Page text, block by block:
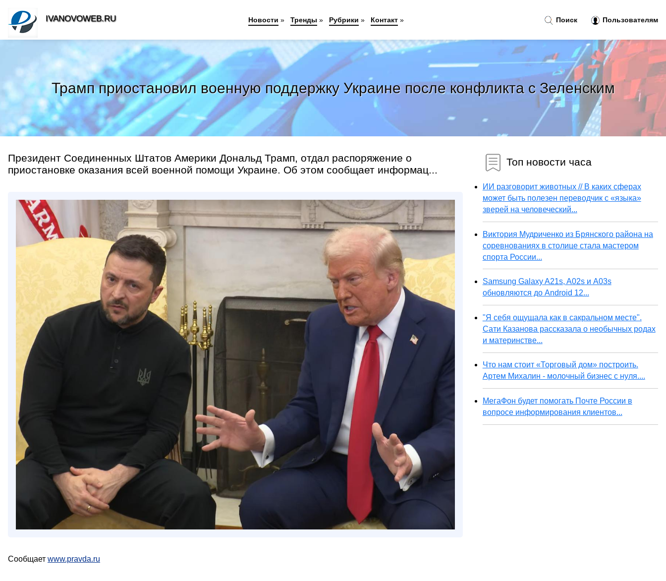
Трамп приостановил военную поддержку Украине после конфликта с Зеленским
Президент Соединенных Штатов Америки Дональд Трамп, отдал распоряжение о
приостановке оказания всей военной помощи Украине. Об этом сообщает информац...
Сообщает www.pravda.ru
Топ новости часа
ИИ разговорит животных // В каких сферах
может быть полезен переводчик с «языка»
зверей на человеческий...
Виктория Мудриченко из Брянского района на
соревнованиях в столице стала мастером
спорта России...
Samsung Galaxy A21s, A02s и A03s
обновляются до Android 12...
"Я себя ощущала как в сакральном месте".
Сати Казанова рассказала о необычных родах
и материнстве...
Что нам стоит «Торговый дом» построить.
Артем Михалин - молочный бизнес с нуля....
МегаФон будет помогать Почте России в
вопросе информирования клиентов...
Поиск Пользователям
IVANOVOWEB.RU Новости » Тренды » Рубрики » Контакт »